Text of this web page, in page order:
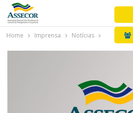
Home Imprensa Notícias